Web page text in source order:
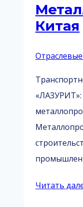
Китая
«ЛАЗУРИТ»:
Читать